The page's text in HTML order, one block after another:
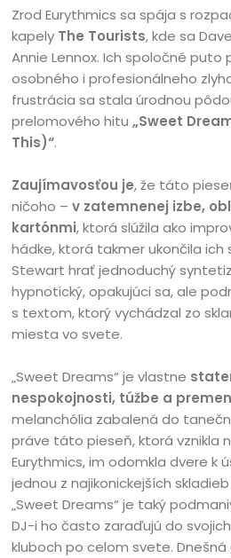
Zrod Eurythmics sa spája s
kapely The Tourists, kde sa
Annie Lennox. Ich spoločné puto
osobného i profesionálneho
frustrácia sa stala úrodnou
prelomového hitu„Sweet
This)“.
Zaujímavosťou je, že táto
ničoho –v zatemnenej izbe,
kartónmi, ktorá slúžila ako
hádke, ktorá takmer ukončila ich
Stewart hrať jednoduchý
hypnotický, opakujúci sa, ale
s textom, ktorý vychádzal zo
miesta vo svete.
„Sweet Dreams“ je vlastne
nespokojnosti, túžbe a
melanchólia zabalená do
práve táto pieseň, ktorá vznikla
Eurythmics, im odomkla dvere k
jednou z najikonickejších
„Sweet Dreams“ je taký
DJ-i ho často zaraďujú do
kluboch po celom svete.